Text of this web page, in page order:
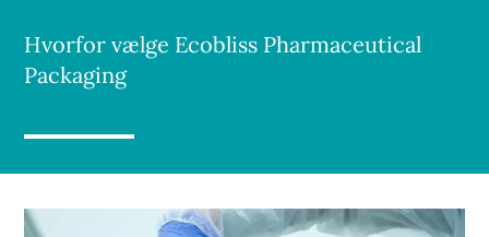
Hvorfor vælge Ecobliss Pharmaceutical
Packaging